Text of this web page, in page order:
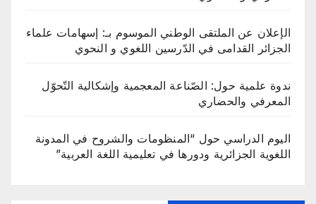
الإعلان عن الملتقى الوطني الموسوم بـ: إسهامات علماء
الجزائر القدامى في الدّرسين اللغوي و النحوي
ندوة علمية حول: الصّناعة المعجمية وإشكالية التّحوّل
المعرفي والحضاري
اليوم الدراسي حول “المنظومات والشروح في المدونة
اللغوية الجزائرية ودورها في تعليمية اللغة العربية”